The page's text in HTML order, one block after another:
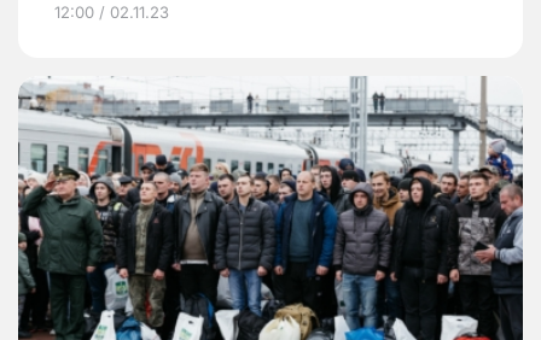
12:00 / 02.11.23